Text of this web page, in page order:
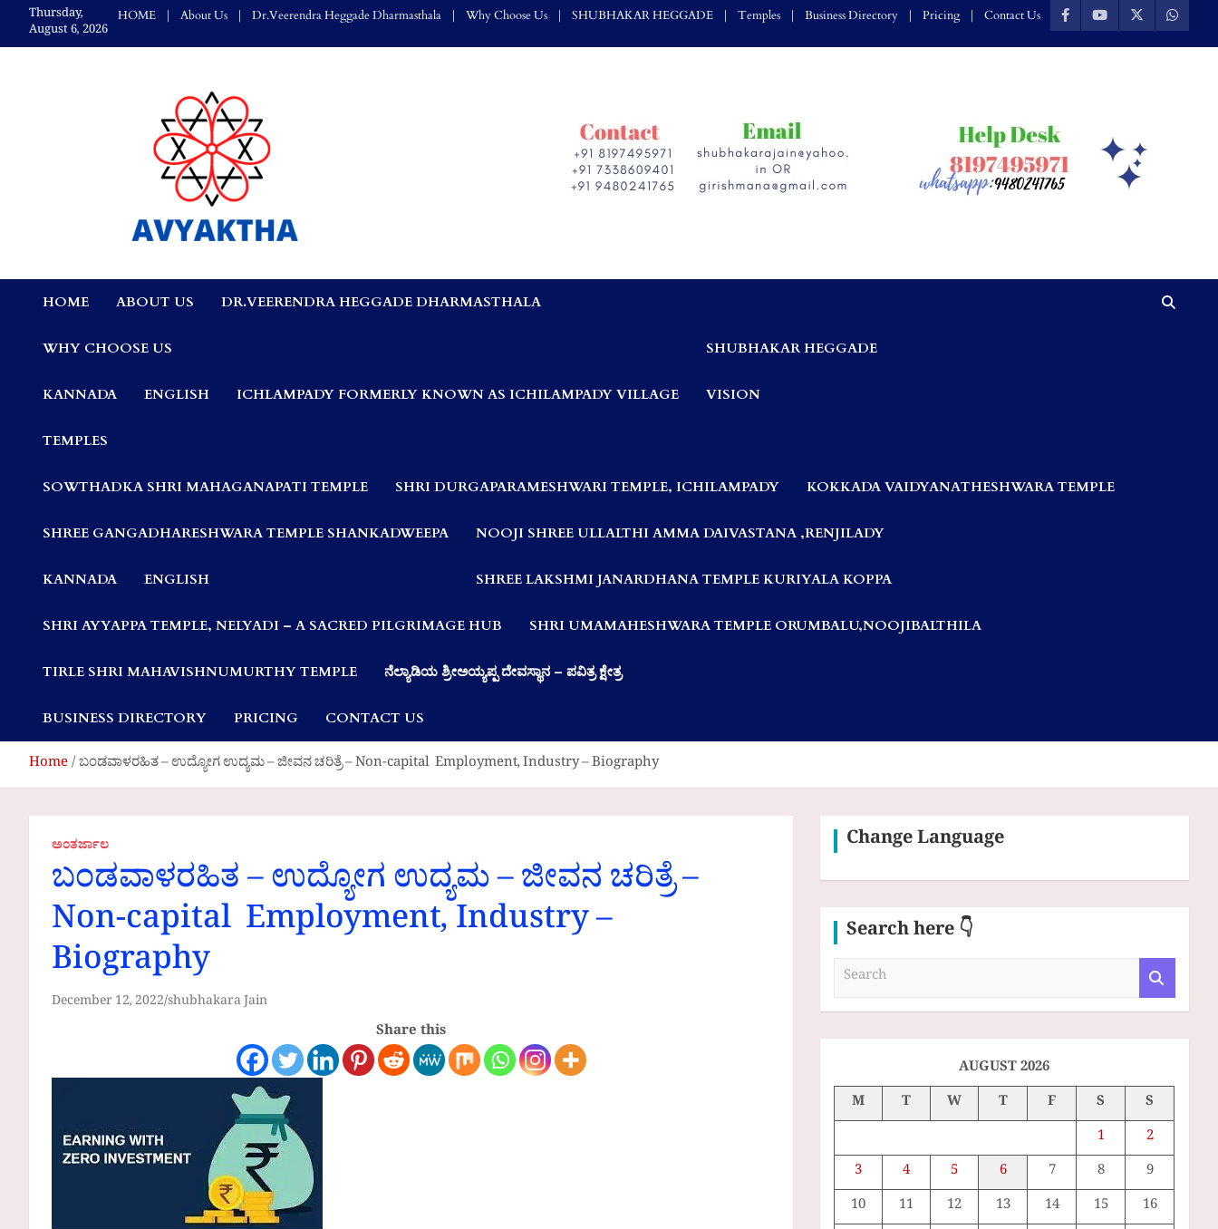
content
Thursday,
August 6, 2026
HOME About Us Dr.Veerendra Heggade Dharmasthala Why Choose Us SHUBHAKAR HEGGADE Temples Business Directory Pricing Contact Us
Avyaktha Bulletin:
Connecting Temples,
Professionals, &
Communities
HOME ABOUT US DR.VEERENDRA HEGGADE DHARMASTHALA
WHY CHOOSE US
KANNADA ENGLISH ICHLAMPADY FORMERLY KNOWN AS ICHILAMPADY VILLAGE
SHUBHAKAR HEGGADE
VISION
TEMPLES
SOWTHADKA SHRI MAHAGANAPATI TEMPLE SHRI DURGAPARAMESHWARI TEMPLE, ICHILAMPADY KOKKADA VAIDYANATHESHWARA TEMPLE
SHREE GANGADHARESHWARA TEMPLE SHANKADWEEPA
KANNADA ENGLISH
NOOJI SHREE ULLALTHI AMMA DAIVASTANA ,RENJILADY
SHREE LAKSHMI JANARDHANA TEMPLE KURIYALA KOPPA
SHRI AYYAPPA TEMPLE, NELYADI – A SACRED PILGRIMAGE HUB SHRI UMAMAHESHWARA TEMPLE ORUMBALU,NOOJIBALTHILA
TIRLE SHRI MAHAVISHNUMURTHY TEMPLE ನೆಲ್ಯಾಡಿಯ ಶ್ರೀಅಯ್ಯಪ್ಪ ದೇವಸ್ಥಾನ – ಪವಿತ್ರ ಕ್ಷೇತ್ರ
BUSINESS DIRECTORY PRICING CONTACT US
Home ಬಂಡವಾಳರಹಿತ – ಉದ್ಯೋಗ ಉದ್ಯಮ – ಜೀವನ ಚರಿತ್ರೆ – Non-capital Employment, Industry – Biography
ಅಂತರ್ಜಾಲ
ಬಂಡವಾಳರಹಿತ – ಉದ್ಯೋಗ ಉದ್ಯಮ – ಜೀವನ ಚರಿತ್ರೆ –
Non-capital Employment, Industry –
Biography
December 12, 2022 shubhakara Jain
Share this
Change Language
Search here 👇
a
AUGUST 2026
M
T W T F S
S
1
2
3
4 5 6 7 8
9
10
11 12 13 14 15
16